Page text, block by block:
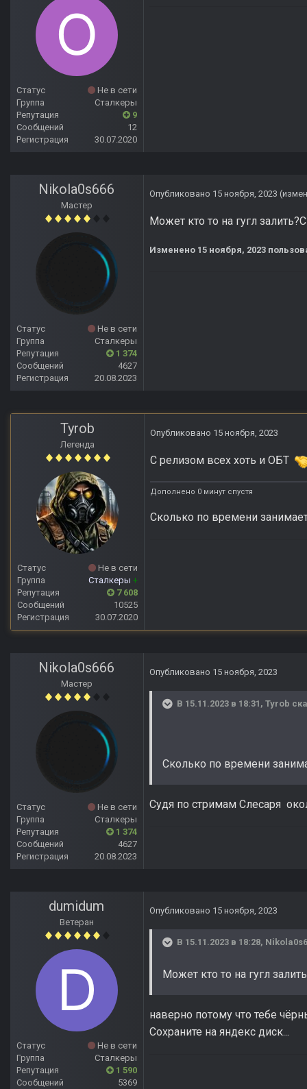
Статус
Не в сети
Группа
Сталкеры
Репутация
9
Сообщений
12
Регистрация
30.07.2020
Nikola0s666
Мастер
Статус
Не в сети
Группа
Сталкеры
Репутация
1 374
Сообщений
4627
Регистрация
20.08.2023
Опубликовано 15 ноября, 2023
Может кто то на гугл
Изменено 15 ноября, 2023
Tyrob
Легенда
Статус
Не в сети
Группа
Сталкеры +
Репутация
7 608
Сообщений
10525
Регистрация
30.07.2020
Опубликовано 15 ноября, 2023
С релизом всех хоть и ОБТ
Дополнено 0 минут спустя
Сколько по времени
Nikola0s666
Мастер
Статус
Не в сети
Группа
Сталкеры
Репутация
1 374
Сообщений
4627
Регистрация
20.08.2023
Опубликовано 15 ноября, 2023
В 15.11.2023 в 18:31, Tyrob
Сколько по времени
Судя по стримам Слесаря
dumidum
Ветеран
Статус
Не в сети
Группа
Сталкеры
Репутация
1 590
Сообщений
5369
Опубликовано 15 ноября, 2023
В 15.11.2023 в 18:28,
Может кто то на гугл
наверно потому что тебе
Сохраните на яндекс диск...